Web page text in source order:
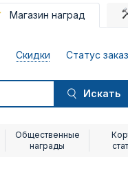
Магазин наград
Скидки Статус
Искать
Общественные
награды